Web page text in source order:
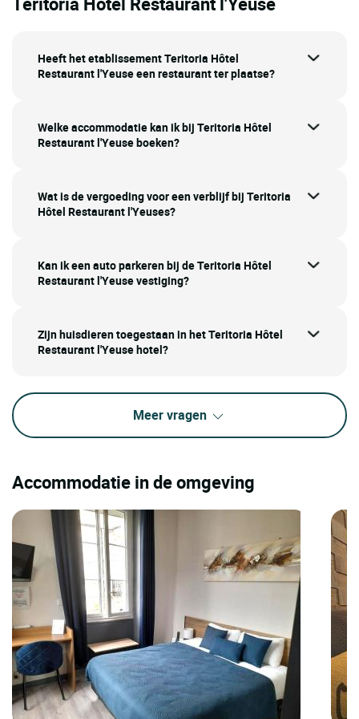
Heeft het etablissement Teritoria Hôtel
Restaurant l'Yeuse een restaurant ter plaatse?
Welke accommodatie kan ik bij Teritoria Hôtel
Restaurant l'Yeuse boeken?
Wat is de vergoeding voor een verblijf bij Teritoria
Hôtel Restaurant l'Yeuses?
Kan ik een auto parkeren bij de Teritoria Hôtel
Restaurant l'Yeuse vestiging?
Zijn huisdieren toegestaan in het Teritoria Hôtel
Restaurant l'Yeuse hotel?
Meer vragen
Accommodatie in de omgeving